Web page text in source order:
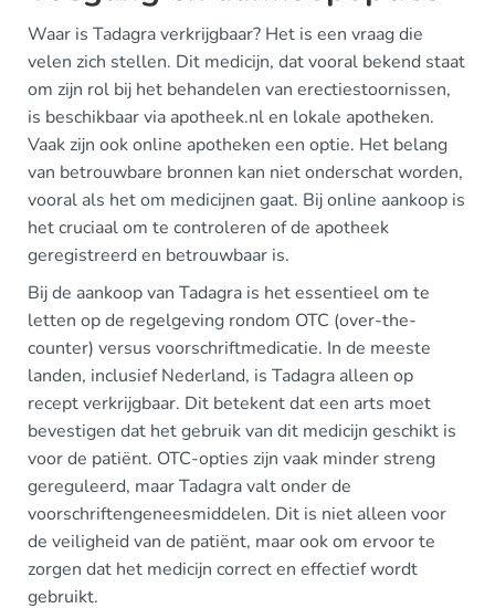
Waar is Tadagra verkrijgbaar? Het is een vraag die
velen zich stellen. Dit medicijn, dat vooral bekend staat
om zijn rol bij het behandelen van erectiestoornissen,
is beschikbaar via apotheek.nl en lokale apotheken.
Vaak zijn ook online apotheken een optie. Het belang
van betrouwbare bronnen kan niet onderschat worden,
vooral als het om medicijnen gaat. Bij online aankoop is
het cruciaal om te controleren of de apotheek
geregistreerd en betrouwbaar is.
Bij de aankoop van Tadagra is het essentieel om te
letten op de regelgeving rondom OTC (over-the-
counter) versus voorschriftmedicatie. In de meeste
landen, inclusief Nederland, is Tadagra alleen op
recept verkrijgbaar. Dit betekent dat een arts moet
bevestigen dat het gebruik van dit medicijn geschikt is
voor de patiënt. OTC-opties zijn vaak minder streng
gereguleerd, maar Tadagra valt onder de
voorschriftengeneesmiddelen. Dit is niet alleen voor
de veiligheid van de patiënt, maar ook om ervoor te
zorgen dat het medicijn correct en effectief wordt
gebruikt.